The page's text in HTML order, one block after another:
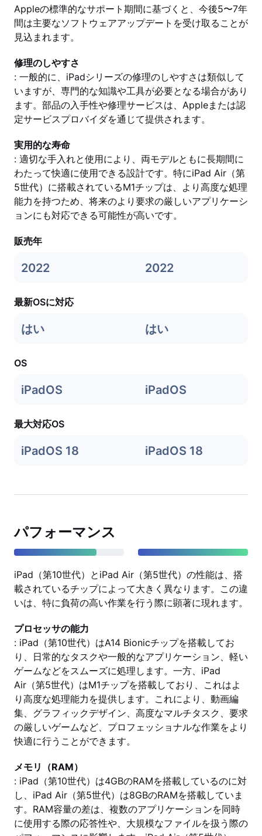
Appleの標準的なサポート期間に基づくと、今後5〜7年
間は主要なソフトウェアアップデートを受け取ることが
見込まれます。
修理のしやすさ
: 一般的に、iPadシリーズの修理のしやすさは類似して
いますが、専門的な知識や工具が必要となる場合があり
ます。部品の入手性や修理サービスは、Appleまたは認
定サービスプロバイダを通じて提供されます。
実用的な寿命
: 適切な手入れと使用により、両モデルともに長期間に
わたって快適に使用できる設計です。特にiPad Air（第
5世代）に搭載されているM1チップは、より高度な処理
能力を持つため、将来のより要求の厳しいアプリケーシ
ョンにも対応できる可能性が高いです。
販売年
2022 2022
最新OSに対応
はい はい
OS
iPadOS iPadOS
最大対応OS
iPadOS 18 iPadOS 18
パフォーマンス
iPad（第10世代）とiPad Air（第5世代）の性能は、搭
載されているチップによって大きく異なります。この違
いは、特に負荷の高い作業を行う際に顕著に現れます。
プロセッサの能力
: iPad（第10世代）はA14 Bionicチップを搭載してお
り、日常的なタスクや一般的なアプリケーション、軽い
ゲームなどをスムーズに処理します。一方、iPad
Air（第5世代）はM1チップを搭載しており、これはよ
り高度な処理能力を提供します。これにより、動画編
集、グラフィックデザイン、高度なマルチタスク、要求
の厳しいゲームなど、プロフェッショナルな作業をより
快適に行うことができます。
メモリ（RAM）
: iPad（第10世代）は4GBのRAMを搭載しているのに対
し、iPad Air（第5世代）は8GBのRAMを搭載していま
す。RAM容量の差は、複数のアプリケーションを同時
に使用する際の応答性や、大規模なファイルを扱う際の